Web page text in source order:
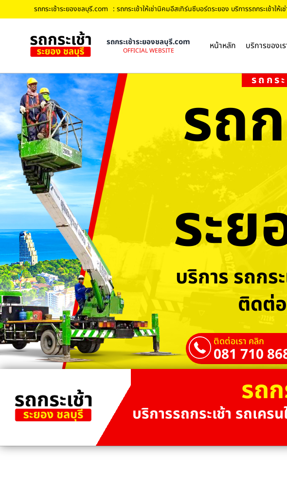
รถกระเช้าระยองชลบุรี.com : รถกระเช้าให้เช่านิคมอีสเทิร์นซีบอร์ดระยอง บริการรถกระเช้าให้
รถกระเช้าระยองชลบุรี.com
OFFICIAL WEBSITE หน้าหลัก บริการของเร
รถกร
รถ
ระ
บริการ รถกร
ติดต่
ติดต่อเรา คลิก
081 710
รถ
บริการรถกระเช้า รถเคร